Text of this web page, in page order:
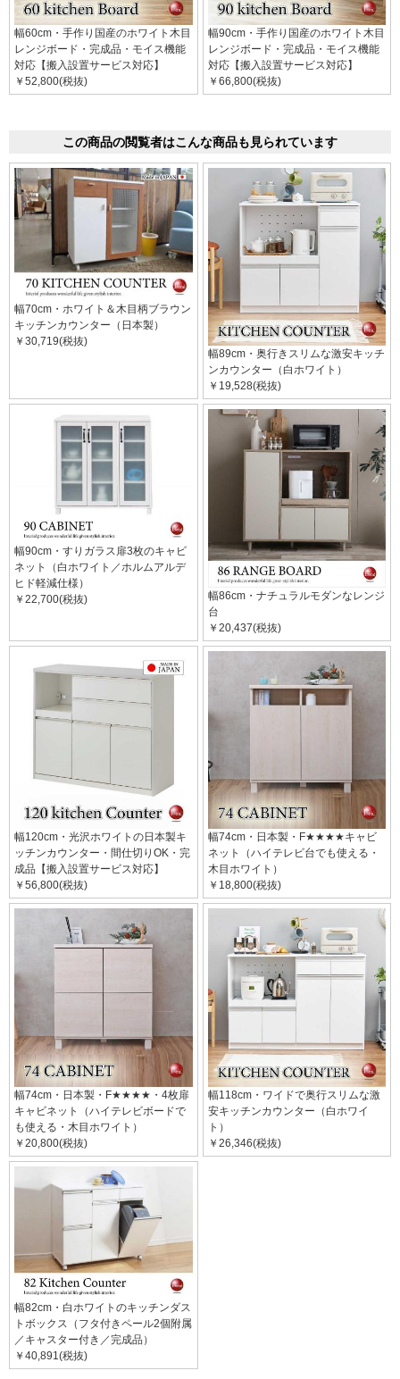
幅60cm・手作り国産のホワイト木目
レンジボード・完成品・モイス機能
対応【搬入設置サービス対応】
￥52,800(税抜)
幅90cm・手作り国産のホワイト木目
レンジボード・完成品・モイス機能
対応【搬入設置サービス対応】
￥66,800(税抜)
この商品の閲覧者はこんな商品も見られています
幅70cm・ホワイト＆木目柄ブラウン
キッチンカウンター（日本製）
￥30,719(税抜)
幅89cm・奥行きスリムな激安キッチ
ンカウンター（白ホワイト）
￥19,528(税抜)
幅90cm・すりガラス扉3枚のキャビ
ネット（白ホワイト／ホルムアルデ
ヒド軽減仕様）
￥22,700(税抜)
幅86cm・ナチュラルモダンなレンジ
台
￥20,437(税抜)
幅120cm・光沢ホワイトの日本製キ
ッチンカウンター・間仕切りOK・完
成品【搬入設置サービス対応】
￥56,800(税抜)
幅74cm・日本製・F★★★★キャビ
ネット（ハイテレビ台でも使える・
木目ホワイト）
￥18,800(税抜)
幅74cm・日本製・F★★★★・4枚扉
キャビネット（ハイテレビボードで
も使える・木目ホワイト）
￥20,800(税抜)
幅118cm・ワイドで奥行スリムな激
安キッチンカウンター（白ホワイ
ト）
￥26,346(税抜)
幅82cm・白ホワイトのキッチンダス
トボックス（フタ付きペール2個附属
／キャスター付き／完成品）
￥40,891(税抜)